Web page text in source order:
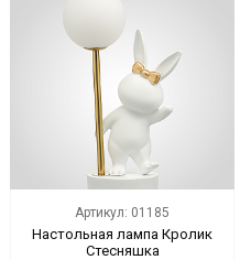
Артикул: 01185
Настольная лампа Кролик
Стесняшка